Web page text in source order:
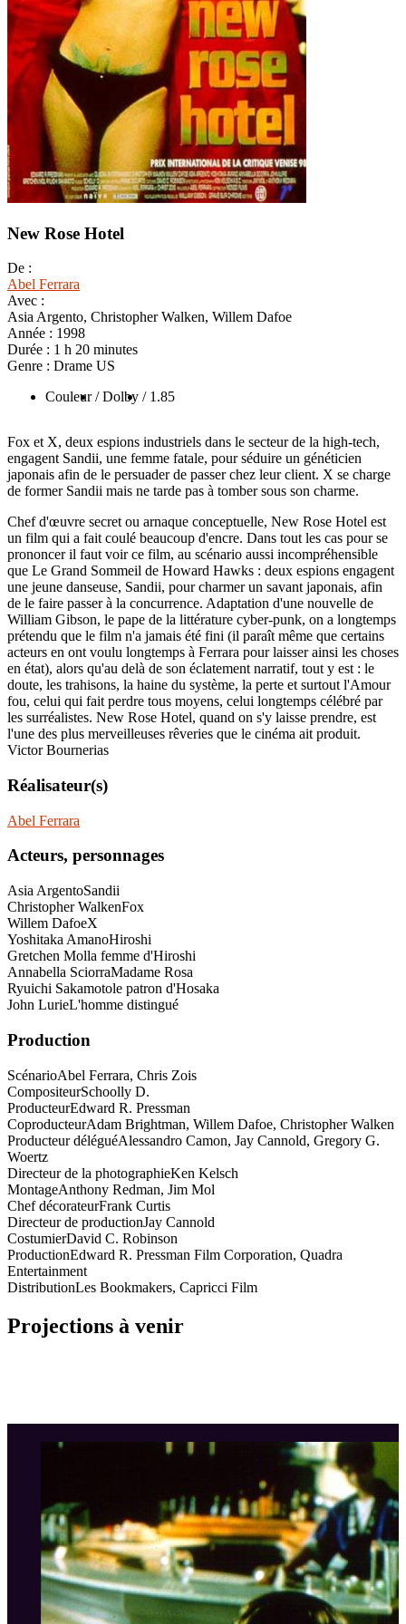
New Rose Hotel
De :
Abel Ferrara
Avec :
Asia Argento, Christopher Walken, Willem Dafoe
Année : 1998
Durée : 1 h 20 minutes
Genre : Drame US
Couleur / Dolby / 1.85
Fox et X, deux espions industriels dans le secteur de la high-tech,
engagent Sandii, une femme fatale, pour séduire un généticien
japonais afin de le persuader de passer chez leur client. X se charge
de former Sandii mais ne tarde pas à tomber sous son charme.
Chef d'œuvre secret ou arnaque conceptuelle, New Rose Hotel est
un film qui a fait coulé beaucoup d'encre. Dans tout les cas pour se
prononcer il faut voir ce film, au scénario aussi incompréhensible
que Le Grand Sommeil de Howard Hawks : deux espions engagent
une jeune danseuse, Sandii, pour charmer un savant japonais, afin
de le faire passer à la concurrence. Adaptation d'une nouvelle de
William Gibson, le pape de la littérature cyber-punk, on a longtemps
prétendu que le film n'a jamais été fini (il paraît même que certains
acteurs en ont voulu longtemps à Ferrara pour laisser ainsi les choses
en état), alors qu'au delà de son éclatement narratif, tout y est : le
doute, les trahisons, la haine du système, la perte et surtout l'Amour
fou, celui qui fait perdre tous moyens, celui longtemps célébré par
les surréalistes. New Rose Hotel, quand on s'y laisse prendre, est
l'une des plus merveilleuses rêveries que le cinéma ait produit.
Victor Bournerias
Réalisateur(s)
Abel Ferrara
Acteurs, personnages
Asia ArgentoSandii
Christopher WalkenFox
Willem DafoeX
Yoshitaka AmanoHiroshi
Gretchen Molla femme d'Hiroshi
Annabella SciorraMadame Rosa
Ryuichi Sakamotole patron d'Hosaka
John LurieL'homme distingué
Production
ScénarioAbel Ferrara, Chris Zois
CompositeurSchoolly D.
ProducteurEdward R. Pressman
CoproducteurAdam Brightman, Willem Dafoe, Christopher Walken
Producteur déléguéAlessandro Camon, Jay Cannold, Gregory G.
Woertz
Directeur de la photographieKen Kelsch
MontageAnthony Redman, Jim Mol
Chef décorateurFrank Curtis
Directeur de productionJay Cannold
CostumierDavid C. Robinson
ProductionEdward R. Pressman Film Corporation, Quadra
Entertainment
DistributionLes Bookmakers, Capricci Film
Projections à venir